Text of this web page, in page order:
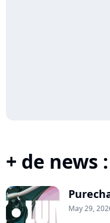
+ de news :
May 29,